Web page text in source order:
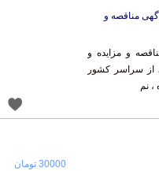
مناقصه و
و مزایده و
از سراسر کشور
، نم
30000 تومان